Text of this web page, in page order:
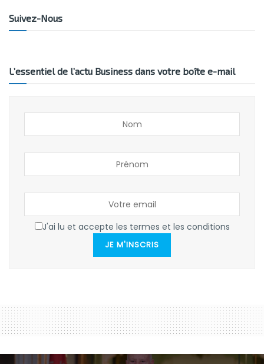
Suivez-Nous
L’essentiel de l’actu Business dans votre boîte e-mail
J'ai lu et accepte les termes et les conditions
JE M'INSCRIS